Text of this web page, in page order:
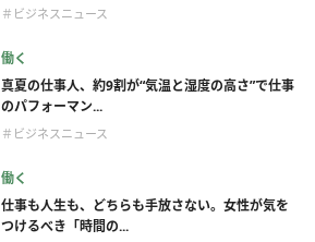
＃ビジネスニュース
働く
真夏の仕事人、約9割が“気温と湿度の高さ”で仕事
のパフォーマン...
＃ビジネスニュース
働く
仕事も人生も、どちらも手放さない。女性が気を
つけるべき「時間の...